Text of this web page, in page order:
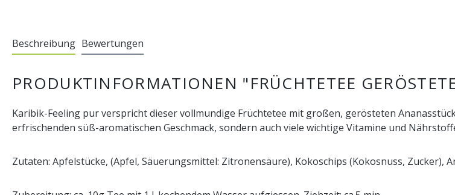
Beschreibung Bewertungen
PRODUKTINFORMATIONEN "FRÜCHTETEE
Karibik-Feeling pur verspricht dieser vollmundige Früchtetee mit großen, gerösteten
erfrischenden süß-aromatischen Geschmack, sondern auch viele wichtige Vitamine und
Zutaten: Apfelstücke, (Apfel, Säuerungsmittel: Zitronensäure), Kokoschips (Kokosnuss, Zucker),